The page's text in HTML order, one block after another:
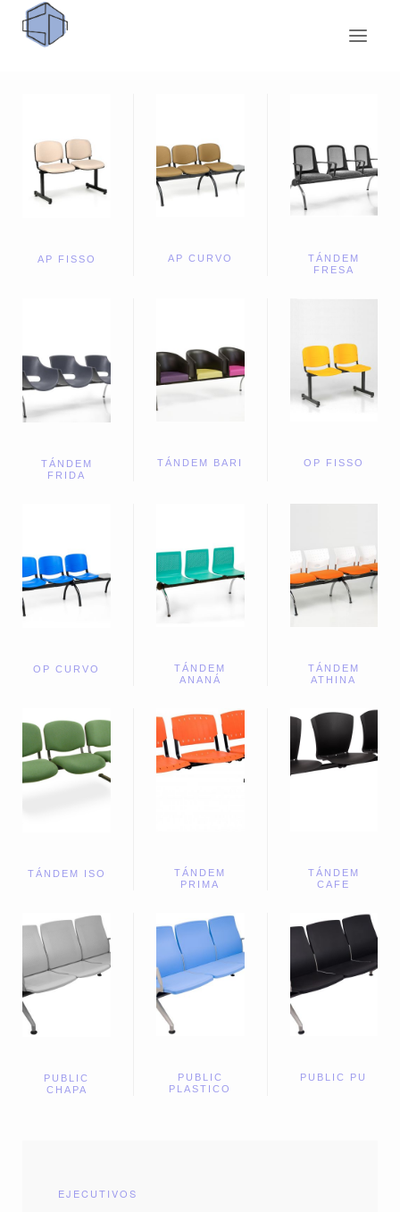
AP FISSO AP CURVO
TÁNDEM
FRESA
TÁNDEM
FRIDA
TÁNDEM BARI OP FISSO
OP CURVO
TÁNDEM
ANANÁ
TÁNDEM
ATHINA
TÁNDEM ISO
TÁNDEM
PRIMA
TÁNDEM
CAFE
PUBLIC
CHAPA
PUBLIC
PLASTICO
PUBLIC PU
EJECUTIVOS